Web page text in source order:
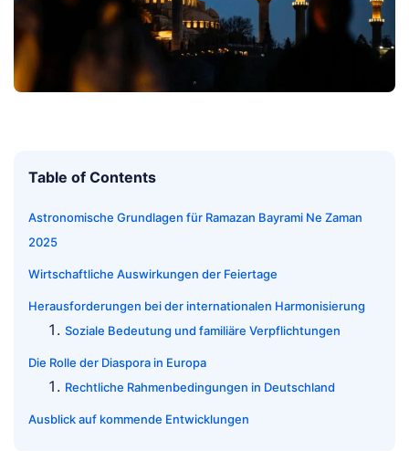
Table of Contents
Astronomische Grundlagen für Ramazan Bayrami Ne Zaman
2025
Wirtschaftliche Auswirkungen der Feiertage
Herausforderungen bei der internationalen Harmonisierung
Soziale Bedeutung und familiäre Verpflichtungen
Die Rolle der Diaspora in Europa
Rechtliche Rahmenbedingungen in Deutschland
Ausblick auf kommende Entwicklungen